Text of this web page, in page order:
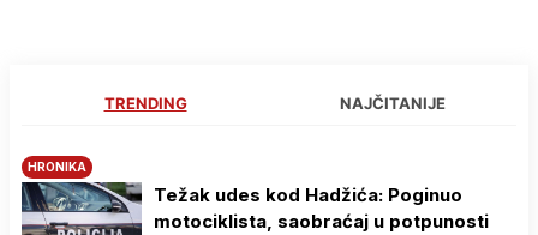
TRENDING NAJČITANIJE
HRONIKA
Težak udes kod Hadžića: Poginuo
motociklista, saobraćaj u potpunosti